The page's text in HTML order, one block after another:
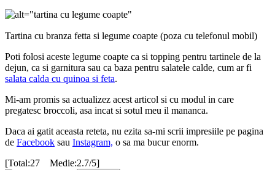
Tartina cu branza fetta si legume coapte (poza cu telefonul mobil)
Poti folosi aceste legume coapte ca si topping pentru tartinele de la
dejun, ca si garnitura sau ca baza pentru salatele calde, cum ar fi
salata calda cu quinoa si feta.
Mi-am promis sa actualizez acest articol si cu modul in care
pregatesc broccoli, asa incat si sotul meu il mananca.
Daca ai gatit aceasta reteta, nu ezita sa-mi scrii impresiile pe pagina
de Facebook sau Instagram, o sa ma bucur enorm.
[Total:27 Medie:2.7/5]